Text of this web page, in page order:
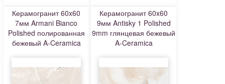
Керамогранит 60x60
7мм Armani Bianco
Polished полированная
бежевый A-Ceramica
Керамогранит 60x60
9мм Antisky 1 Polished
9mm глянцевая бежевый
A-Ceramica